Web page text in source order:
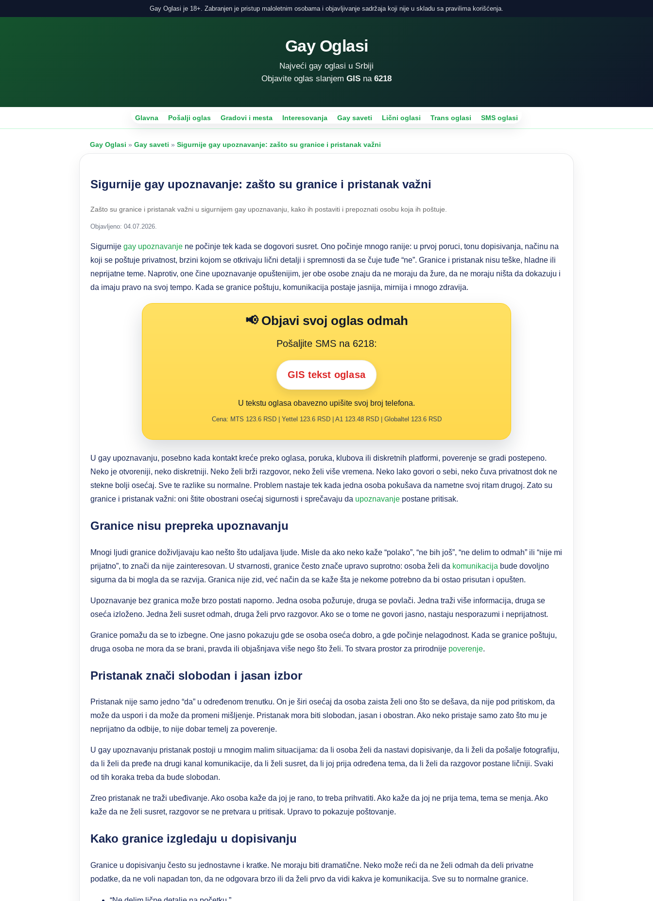
Gay Oglasi je 18+. Zabranjen je pristup maloletnim osobama i objavljivanje sadržaja koji nije u skladu sa pravilima korišćenja.
Gay Oglasi
Najveći gay oglasi u Srbiji
Objavite oglas slanjem GIS na 6218
Glavna Pošalji oglas Gradovi i mesta Interesovanja Gay saveti Lični oglasi Trans oglasi SMS oglasi
Gay Oglasi » Gay saveti » Sigurnije gay upoznavanje: zašto su granice i pristanak važni
Sigurnije gay upoznavanje: zašto su granice i pristanak važni
Zašto su granice i pristanak važni u sigurnijem gay upoznavanju, kako ih postaviti i prepoznati osobu koja ih poštuje.
Objavljeno: 04.07.2026.
Sigurnije gay upoznavanje ne počinje tek kada se dogovori susret. Ono počinje mnogo ranije: u prvoj poruci, tonu dopisivanja, načinu na
koji se poštuje privatnost, brzini kojom se otkrivaju lični detalji i spremnosti da se čuje tuđe “ne”. Granice i pristanak nisu teške, hladne ili
neprijatne teme. Naprotiv, one čine upoznavanje opuštenijim, jer obe osobe znaju da ne moraju da žure, da ne moraju ništa da dokazuju i
da imaju pravo na svoj tempo. Kada se granice poštuju, komunikacija postaje jasnija, mirnija i mnogo zdravija.
📢 Objavi svoj oglas odmah
Pošaljite SMS na 6218:
GIS tekst oglasa
U tekstu oglasa obavezno upišite svoj broj telefona.
Cena: MTS 123.6 RSD | Yettel 123.6 RSD | A1 123.48 RSD | Globaltel 123.6 RSD
U gay upoznavanju, posebno kada kontakt kreće preko oglasa, poruka, klubova ili diskretnih platformi, poverenje se gradi postepeno.
Neko je otvoreniji, neko diskretniji. Neko želi brži razgovor, neko želi više vremena. Neko lako govori o sebi, neko čuva privatnost dok ne
stekne bolji osećaj. Sve te razlike su normalne. Problem nastaje tek kada jedna osoba pokušava da nametne svoj ritam drugoj. Zato su
granice i pristanak važni: oni štite obostrani osećaj sigurnosti i sprečavaju da upoznavanje postane pritisak.
Granice nisu prepreka upoznavanju
Mnogi ljudi granice doživljavaju kao nešto što udaljava ljude. Misle da ako neko kaže “polako”, “ne bih još”, “ne delim to odmah” ili “nije mi
prijatno”, to znači da nije zainteresovan. U stvarnosti, granice često znače upravo suprotno: osoba želi da komunikacija bude dovoljno
sigurna da bi mogla da se razvija. Granica nije zid, već način da se kaže šta je nekome potrebno da bi ostao prisutan i opušten.
Upoznavanje bez granica može brzo postati naporno. Jedna osoba požuruje, druga se povlači. Jedna traži više informacija, druga se
oseća izloženo. Jedna želi susret odmah, druga želi prvo razgovor. Ako se o tome ne govori jasno, nastaju nesporazumi i neprijatnost.
Granice pomažu da se to izbegne. One jasno pokazuju gde se osoba oseća dobro, a gde počinje nelagodnost. Kada se granice poštuju,
druga osoba ne mora da se brani, pravda ili objašnjava više nego što želi. To stvara prostor za prirodnije poverenje.
Pristanak znači slobodan i jasan izbor
Pristanak nije samo jedno “da” u određenom trenutku. On je širi osećaj da osoba zaista želi ono što se dešava, da nije pod pritiskom, da
može da uspori i da može da promeni mišljenje. Pristanak mora biti slobodan, jasan i obostran. Ako neko pristaje samo zato što mu je
neprijatno da odbije, to nije dobar temelj za poverenje.
U gay upoznavanju pristanak postoji u mnogim malim situacijama: da li osoba želi da nastavi dopisivanje, da li želi da pošalje fotografiju,
da li želi da pređe na drugi kanal komunikacije, da li želi susret, da li joj prija određena tema, da li želi da razgovor postane ličniji. Svaki
od tih koraka treba da bude slobodan.
Zreo pristanak ne traži ubeđivanje. Ako osoba kaže da joj je rano, to treba prihvatiti. Ako kaže da joj ne prija tema, tema se menja. Ako
kaže da ne želi susret, razgovor se ne pretvara u pritisak. Upravo to pokazuje poštovanje.
Kako granice izgledaju u dopisivanju
Granice u dopisivanju često su jednostavne i kratke. Ne moraju biti dramatične. Neko može reći da ne želi odmah da deli privatne
podatke, da ne voli napadan ton, da ne odgovara brzo ili da želi prvo da vidi kakva je komunikacija. Sve su to normalne granice.